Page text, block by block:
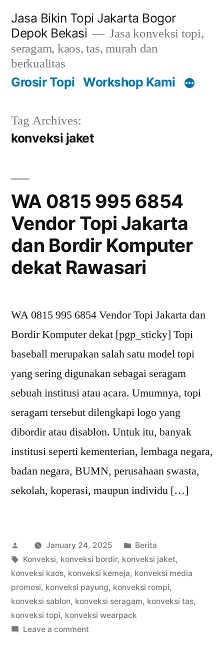
content
Jasa Bikin Topi Jakarta Bogor
Depok Bekasi
Jasa konveksi topi,
seragam, kaos, tas, murah dan
berkualitas
Grosir Topi Workshop Kami
Tag Archives:
konveksi jaket
WA 0815 995 6854
Vendor Topi Jakarta
dan Bordir Komputer
dekat Rawasari
WA 0815 995 6854 Vendor Topi Jakarta dan
Bordir Komputer dekat [pgp_sticky] Topi
baseball merupakan salah satu model topi
yang sering digunakan sebagai seragam
sebuah institusi atau acara. Umumnya, topi
seragam tersebut dilengkapi logo yang
dibordir atau disablon. Untuk itu, banyak
institusi seperti kementerian, lembaga negara,
badan negara, BUMN, perusahaan swasta,
sekolah, koperasi, maupun individu […]
Posted
by
January 24, 2025
Posted
in
Berita
Tags:
Konveksi, konveksi bordir, konveksi jaket,
konveksi kaos, konveksi kemeja, konveksi media
promosi, konveksi payung, konveksi rompi,
konveksi sablon, konveksi seragam, konveksi tas,
konveksi topi, konveksi wearpack
Leave a commenton